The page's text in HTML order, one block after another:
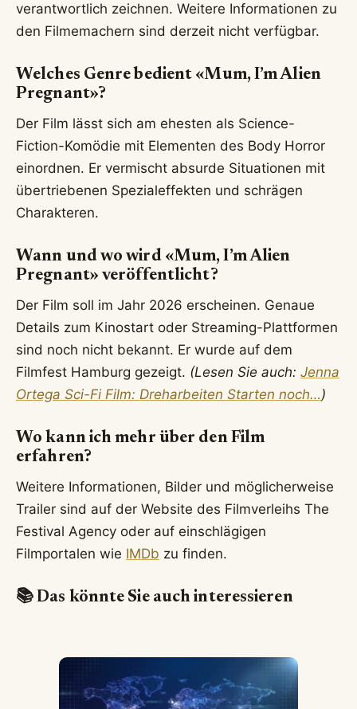
verantwortlich zeichnen. Weitere Informationen zu
den Filmemachern sind derzeit nicht verfügbar.
Welches Genre bedient «Mum, I’m Alien
Pregnant»?
Der Film lässt sich am ehesten als Science-
Fiction-Komödie mit Elementen des Body Horror
einordnen. Er vermischt absurde Situationen mit
übertriebenen Spezialeffekten und schrägen
Charakteren.
Wann und wo wird «Mum, I’m Alien
Pregnant» veröffentlicht?
Der Film soll im Jahr 2026 erscheinen. Genaue
Details zum Kinostart oder Streaming-Plattformen
sind noch nicht bekannt. Er wurde auf dem
Filmfest Hamburg gezeigt. (Lesen Sie auch: Jenna
Ortega Sci-Fi Film: Dreharbeiten Starten noch…)
Wo kann ich mehr über den Film
erfahren?
Weitere Informationen, Bilder und möglicherweise
Trailer sind auf der Website des Filmverleihs The
Festival Agency oder auf einschlägigen
Filmportalen wie IMDb zu finden.
📚 Das könnte Sie auch interessieren